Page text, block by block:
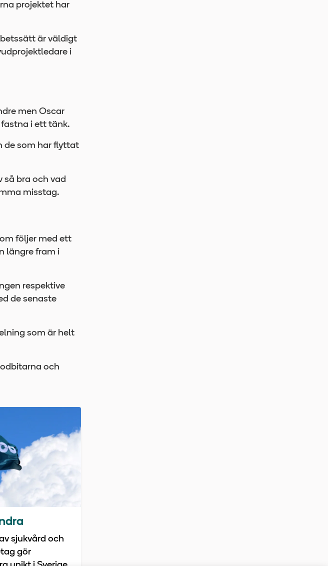
projektet har
är väldigt
i
men Oscar
i ett tänk.
de som har flyttat
så bra och vad
misstag.
följer med ett
längre fram i
respektive
de senaste
som är helt
och
sjukvård och
gör